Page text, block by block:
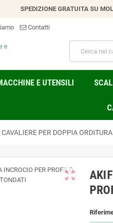
SPEDIZIONE GRATUITA SU
Contatti
E UTENSILI
PER DOPPIA
zoom_out_map